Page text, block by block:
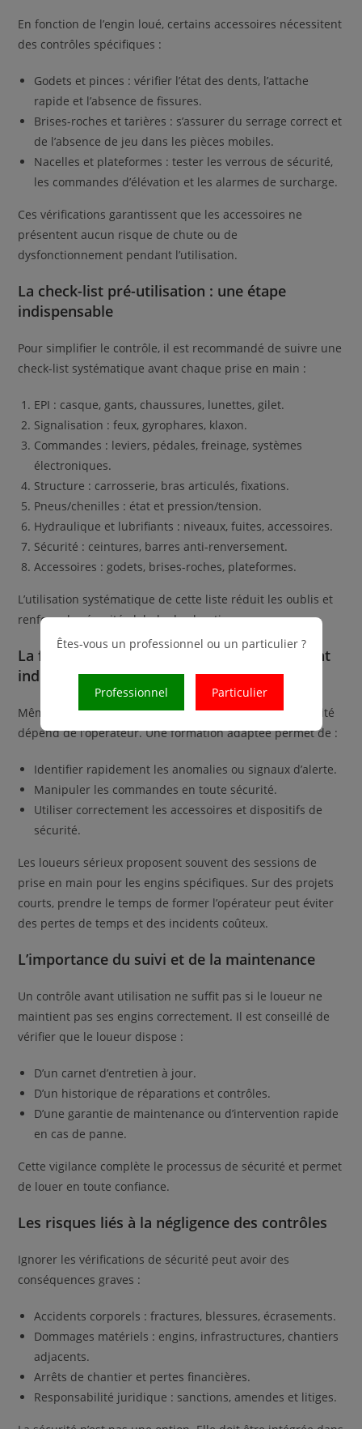
En fonction de l’engin loué, certains accessoires nécessitent
des contrôles spécifiques :
Godets et pinces : vérifier l’état des dents, l’attache
rapide et l’absence de fissures.
Brises-roches et tarières : s’assurer du serrage correct et
de l’absence de jeu dans les pièces mobiles.
Nacelles et plateformes : tester les verrous de sécurité,
les commandes d’élévation et les alarmes de surcharge.
Ces vérifications garantissent que les accessoires ne
présentent aucun risque de chute ou de
dysfonctionnement pendant l’utilisation.
La check-list pré-utilisation : une étape
indispensable
Pour simplifier le contrôle, il est recommandé de suivre une
check-list systématique avant chaque prise en main :
EPI : casque, gants, chaussures, lunettes, gilet.
Signalisation : feux, gyrophares, klaxon.
Commandes : leviers, pédales, freinage, systèmes
électroniques.
Structure : carrosserie, bras articulés, fixations.
Pneus/chenilles : état et pression/tension.
Hydraulique et lubrifiants : niveaux, fuites, accessoires.
Sécurité : ceintures, barres anti-renversement.
Accessoires : godets, brises-roches, plateformes.
L’utilisation systématique de cette liste réduit les oublis et
renforce la sécurité globale du chantier.
La formation de l’opérateur : un complément
indispensable
Même si un engin est parfaitement sécurisé, son efficacité
dépend de l’opérateur. Une formation adaptée permet de :
Identifier rapidement les anomalies ou signaux d’alerte.
Manipuler les commandes en toute sécurité.
Utiliser correctement les accessoires et dispositifs de
sécurité.
Les loueurs sérieux proposent souvent des sessions de
prise en main pour les engins spécifiques. Sur des projets
courts, prendre le temps de former l’opérateur peut éviter
des pertes de temps et des incidents coûteux.
L’importance du suivi et de la maintenance
Un contrôle avant utilisation ne suffit pas si le loueur ne
maintient pas ses engins correctement. Il est conseillé de
vérifier que le loueur dispose :
D’un carnet d’entretien à jour.
D’un historique de réparations et contrôles.
D’une garantie de maintenance ou d’intervention rapide
en cas de panne.
Cette vigilance complète le processus de sécurité et permet
de louer en toute confiance.
Les risques liés à la négligence des contrôles
Ignorer les vérifications de sécurité peut avoir des
conséquences graves :
Accidents corporels : fractures, blessures, écrasements.
Dommages matériels : engins, infrastructures, chantiers
adjacents.
Arrêts de chantier et pertes financières.
Responsabilité juridique : sanctions, amendes et litiges.
Êtes-vous un professionnel ou un particulier ?
Professionnel Particulier